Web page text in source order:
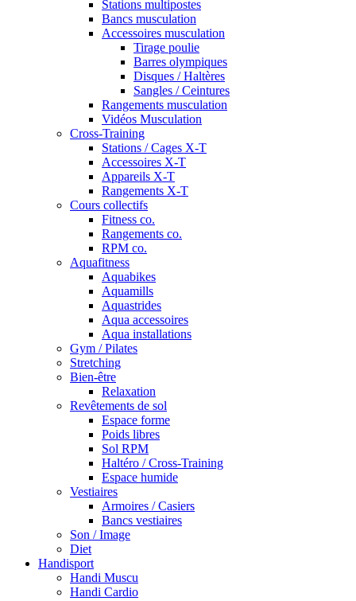
Stations multipostes
Bancs musculation
Accessoires musculation
Tirage poulie
Barres olympiques
Disques / Haltères
Sangles / Ceintures
Rangements musculation
Vidéos Musculation
Cross-Training
Stations / Cages X-T
Accessoires X-T
Appareils X-T
Rangements X-T
Cours collectifs
Fitness co.
Rangements co.
RPM co.
Aquafitness
Aquabikes
Aquamills
Aquastrides
Aqua accessoires
Aqua installations
Gym / Pilates
Stretching
Bien-être
Relaxation
Revêtements de sol
Espace forme
Poids libres
Sol RPM
Haltéro / Cross-Training
Espace humide
Vestiaires
Armoires / Casiers
Bancs vestiaires
Son / Image
Diet
Handisport
Handi Muscu
Handi Cardio